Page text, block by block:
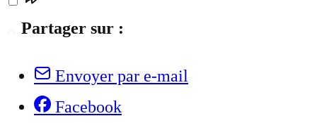
Partager sur :
Envoyer par e-mail
Facebook